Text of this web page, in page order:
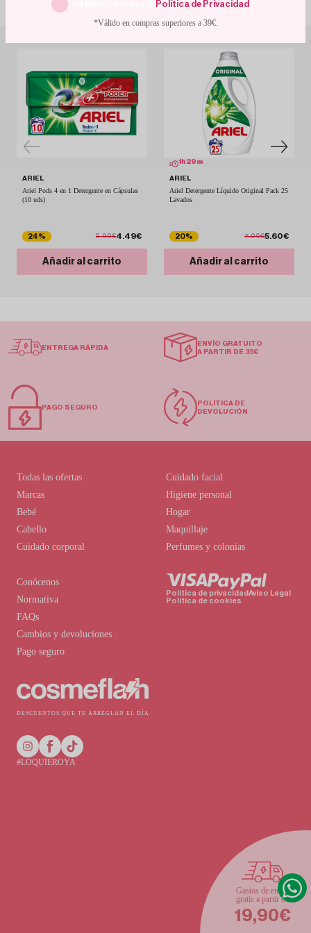
Con descuentos de escándalo
ARIEL
Ariel Pods 4 en 1 Detergente en Cápsulas
(10 uds)
24% 5.90€4.49€
Añadir al carrito
1 h 29 m
ARIEL
Ariel Detergente Líquido Original Pack 25
Lavados
20% 7.00€5.60€
Añadir al carrito
ENTREGA RÁPIDA
ENVÍO GRATUITO
A PARTIR DE 35€
PAGO SEGURO
POLÍTICA DE
DEVOLUCIÓN
DESCUENTOS QUE TE ARREGLAN EL DÍA
Conócenos
Normativa
FAQs
Cambios y devoluciones
Pago seguro
Todas las ofertas
Marcas
Bebé
Cabello
Cuidado corporal
Cuidado facial
Higiene personal
Hogar
Maquillaje
Perfumes y colonias
Política de privacidadAviso Legal
Política de cookies
#LOQUIEROYA
Gastos de envío
gratis a partir de
19,90€
Política de Privacidad
*Válido en compras superiores a 39€.